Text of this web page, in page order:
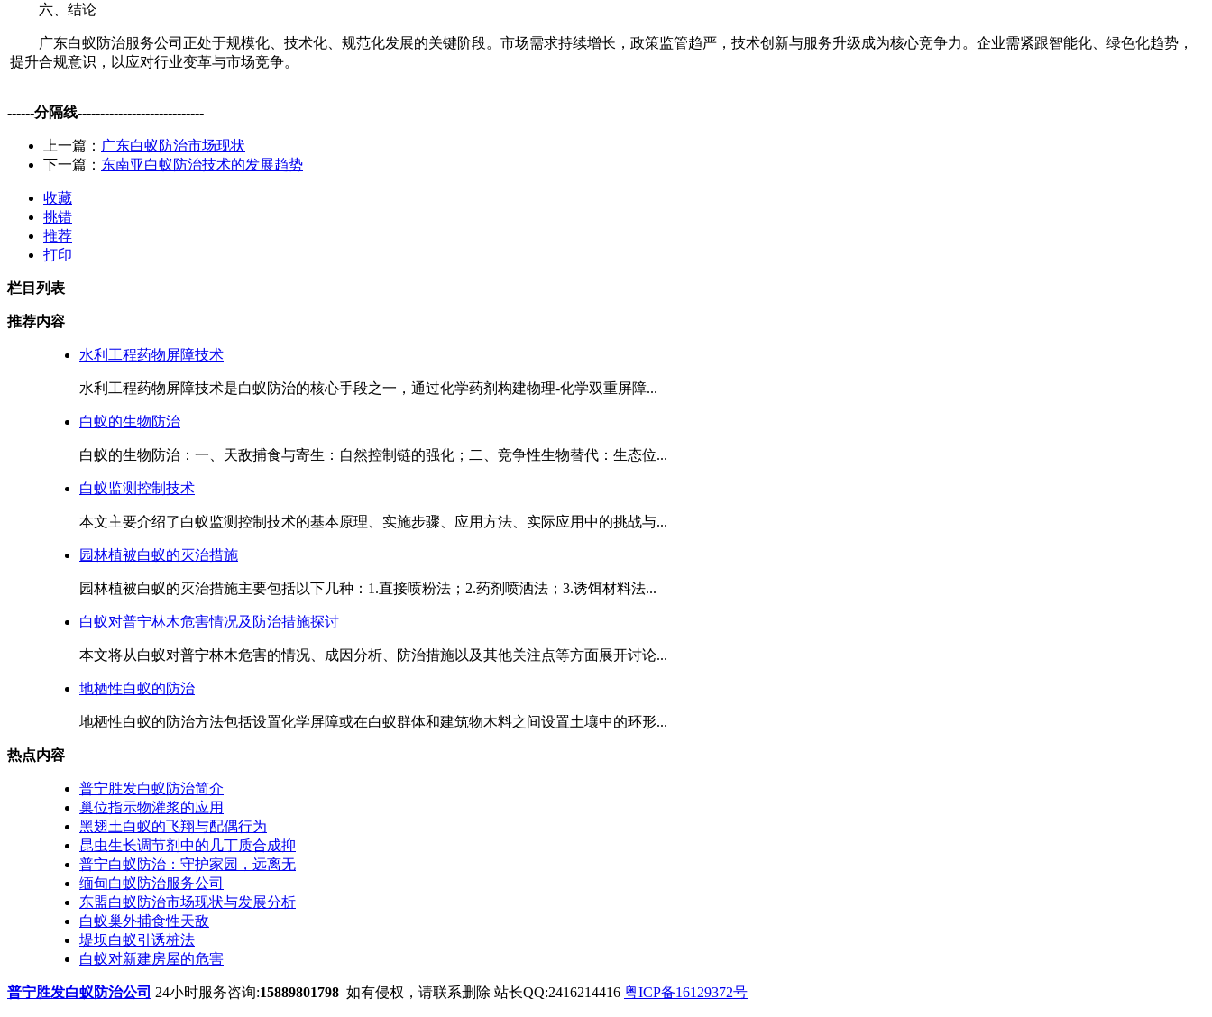
六、结论
广东白蚁防治服务公司正处于规模化、技术化、规范化发展的关键阶段。市场需求持续增长，政策监管趋严，技术创新与服务升级成为核心竞争力。企业需紧跟智能化、绿色化趋势，
提升合规意识，以应对行业变革与市场竞争。
------分隔线----------------------------
上一篇： 广东白蚁防治市场现状
下一篇： 东南亚白蚁防治技术的发展趋势
收藏
挑错
推荐
打印
栏目列表
推荐内容
水利工程药物屏障技术
水利工程药物屏障技术是白蚁防治的核心手段之一，通过化学药剂构建物理-化学双重屏障...
白蚁的生物防治
白蚁的生物防治：一、天敌捕食与寄生：自然控制链的强化；二、竞争性生物替代：生态位...
白蚁监测控制技术
本文主要介绍了白蚁监测控制技术的基本原理、实施步骤、应用方法、实际应用中的挑战与...
园林植被白蚁的灭治措施
园林植被白蚁的灭治措施主要包括以下几种：1.直接喷粉法；2.药剂喷洒法；3.诱饵材料法...
白蚁对普宁林木危害情况及防治措施探讨
本文将从白蚁对普宁林木危害的情况、成因分析、防治措施以及其他关注点等方面展开讨论...
地栖性白蚁的防治
地栖性白蚁的防治方法包括设置化学屏障或在白蚁群体和建筑物木料之间设置土壤中的环形...
热点内容
普宁胜发白蚁防治简介
巢位指示物灌浆的应用
黑翅土白蚁的飞翔与配偶行为
昆虫生长调节剂中的几丁质合成抑
普宁白蚁防治：守护家园，远离无
缅甸白蚁防治服务公司
东盟白蚁防治市场现状与发展分析
白蚁巢外捕食性天敌
堤坝白蚁引诱桩法
白蚁对新建房屋的危害
普宁胜发白蚁防治公司 24小时服务咨询:15889801798 如有侵权，请联系删除 站长QQ:2416214416 粤ICP备16129372号